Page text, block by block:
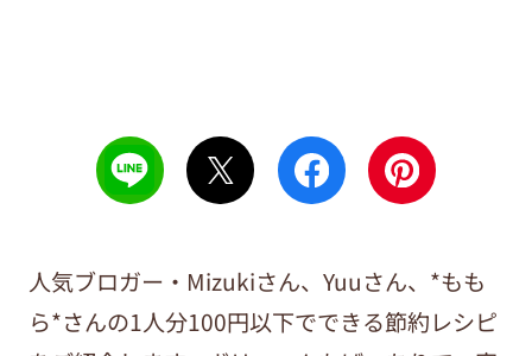
人気ブロガー・Mizukiさん、Yuuさん、*もも
ら*さんの1人分100円以下でできる節約レシピ